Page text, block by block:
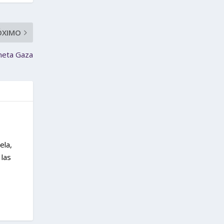
Gaza